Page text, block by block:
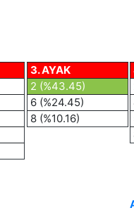
3. AYAK
2 (%43.45)
6 (%24.45)
8 (%10.16)